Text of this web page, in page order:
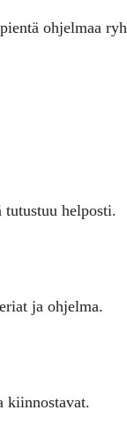
ohjelmaa
helposti.
ja ohjelma.
kiinnostavat.